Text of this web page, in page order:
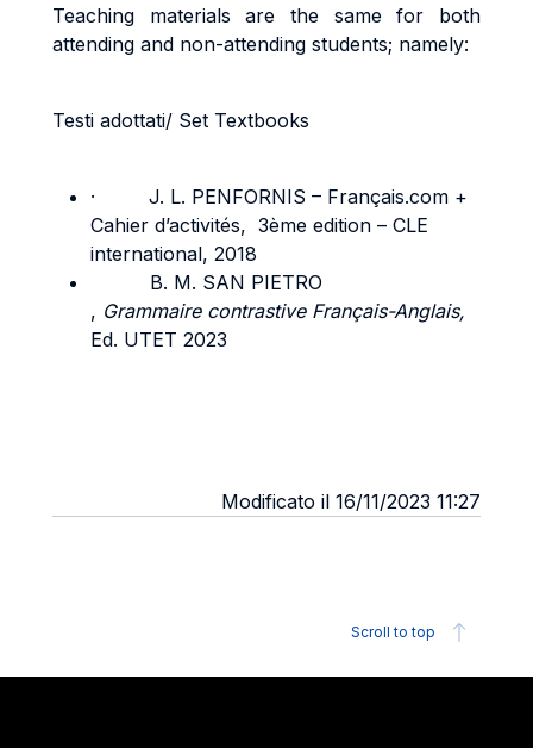
Teaching materials are the same for both
attending and non-attending students; namely:
Testi adottati/ Set Textbooks
· J. L. PENFORNIS – Français.com +
Cahier d’activités, 3ème edition – CLE
international, 2018
B. M. SAN PIETRO
, Grammaire contrastive Français-Anglais,
Ed. UTET 2023
Modificato il 16/11/2023 11:27
Scroll to top